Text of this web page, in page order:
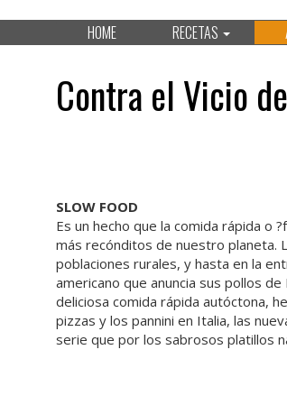
HOME RECETAS
Contra el Vicio
SLOW FOOD
Es un hecho que la comida rápida o
más recónditos de nuestro planeta.
poblaciones rurales, y hasta en la
americano que anuncia sus pollos
deliciosa comida rápida autóctona,
pizzas y los pannini en Italia, las
serie que por los sabrosos platillos